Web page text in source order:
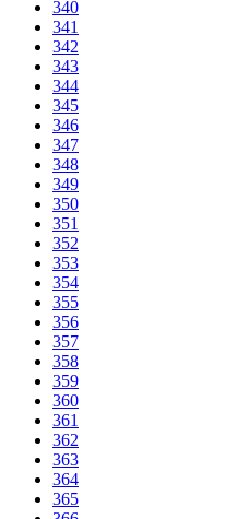
340
341
342
343
344
345
346
347
348
349
350
351
352
353
354
355
356
357
358
359
360
361
362
363
364
365